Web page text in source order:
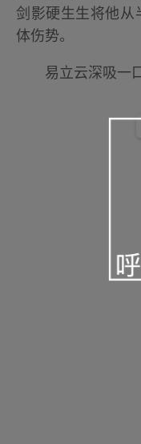
剑影硬生生将他从
体伤势。
易立云深吸一